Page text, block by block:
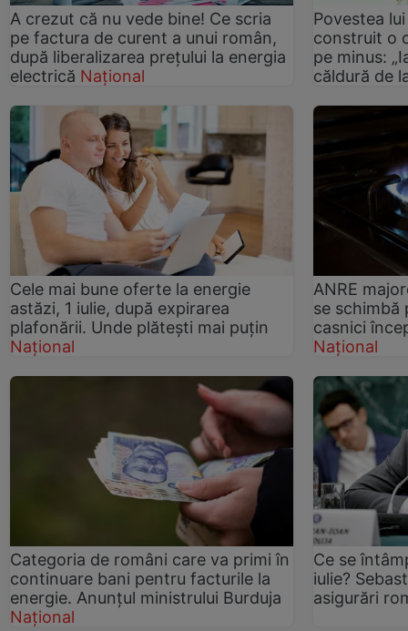
A crezut că nu vede bine! Ce scria
pe factura de curent a unui român,
după liberalizarea prețului la energia
electrică Național
Povestea
construit o
pe minus:
căldură de
Cele mai bune oferte la energie
astăzi, 1 iulie, după expirarea
plafonării. Unde plătești mai puțin
Național
ANRE
se schimbă
casnici
Național
Categoria de români care va primi în
continuare bani pentru facturile la
energie. Anunțul ministrului Burduja
Național
Ce se
iulie?
asigurări